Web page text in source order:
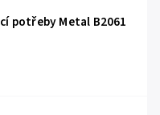
potřeby Metal B2061